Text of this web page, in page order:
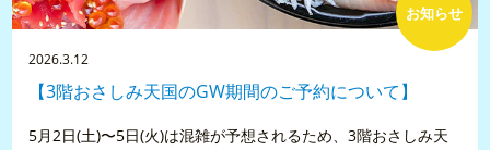
お知らせ
2026.3.12
【3階おさしみ天国のGW期間のご予約について】
5月2日(土)〜5日(火)は混雑が予想されるため、3階おさしみ天